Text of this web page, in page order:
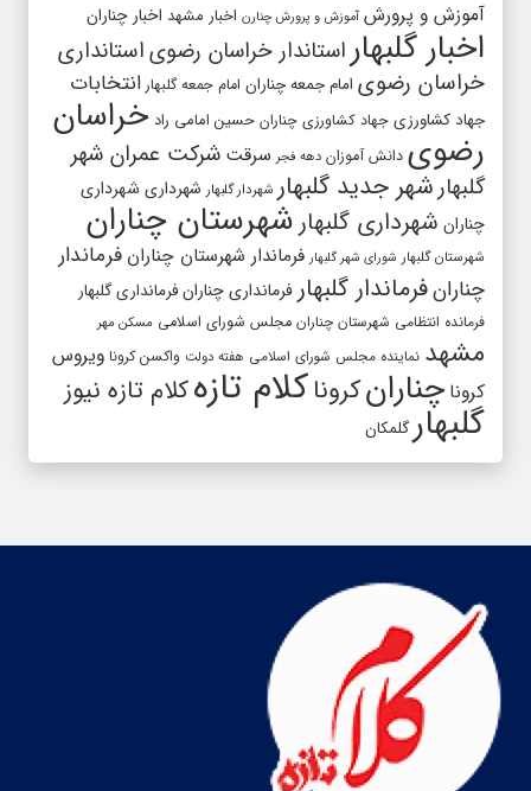
آموزش و پرورش آموزش و پرورش چنارن اخبار مشهد اخبار چناران
اخبار گلبهاراستاندار خراسان رضویاستانداری
خراسان رضوی امام جمعه چناران امام جمعه گلبهار انتخابات
جهاد کشاورزی جهاد کشاورزی چناران حسین امامی راد خراسان
رضوی دانش آموزان دهه فجر سرقت شرکت عمران شهر
گلبهارشهر جدید گلبهار شهردار گلبهار شهرداری شهرداری
چناران شهرداری گلبهارشهرستان چناران
شهرستان گلبهار شورای شهر گلبهار فرماندار شهرستان چناران فرماندار
چنارانفرماندار گلبهارفرمانداری چنارانفرمانداری گلبهار
فرمانده انتظامی شهرستان چناران مجلس شورای اسلامی مسکن مهر
مشهد نماینده مجلس شورای اسلامی هفته دولت واکسن کرونا ویروس
کرونا چنارانکروناکلام تازهکلام تازه نیوز
گلبهارگلمکان